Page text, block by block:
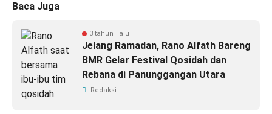
Baca Juga
3 tahun lalu
Jelang Ramadan, Rano Alfath Bareng
BMR Gelar Festival Qosidah dan
Rebana di Panunggangan Utara
Redaksi